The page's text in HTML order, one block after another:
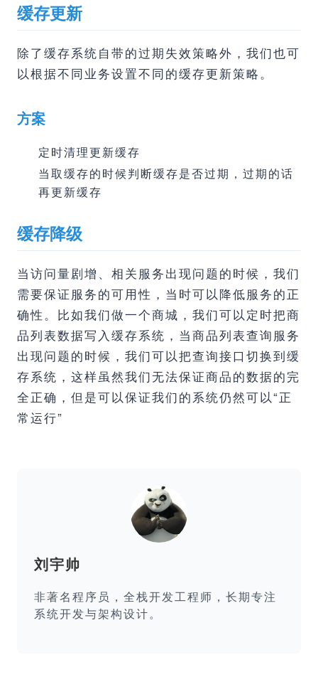
缓存更新
除了缓存系统自带的过期失效策略外，我们也可
以根据不同业务设置不同的缓存更新策略。
方案
定时清理更新缓存
当取缓存的时候判断缓存是否过期，过期的话
再更新缓存
缓存降级
当访问量剧增、相关服务出现问题的时候，我们
需要保证服务的可用性，当时可以降低服务的正
确性。比如我们做一个商城，我们可以定时把商
品列表数据写入缓存系统，当商品列表查询服务
出现问题的时候，我们可以把查询接口切换到缓
存系统，这样虽然我们无法保证商品的数据的完
全正确，但是可以保证我们的系统仍然可以“正
常运行”
刘宇帅
非著名程序员，全栈开发工程师，长期专注
系统开发与架构设计。